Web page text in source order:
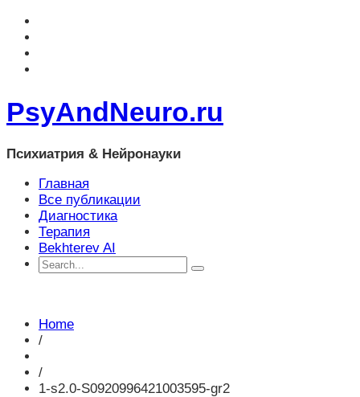
PsyAndNeuro.ru
Психиатрия & Нейронауки
Главная
Все публикации
Диагностика
Терапия
Bekhterev AI
Home
/
/
1-s2.0-S0920996421003595-gr2